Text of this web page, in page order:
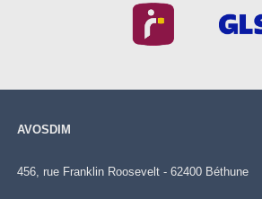
AVOSDIM
456, rue Franklin Roosevelt - 62400 Béthune